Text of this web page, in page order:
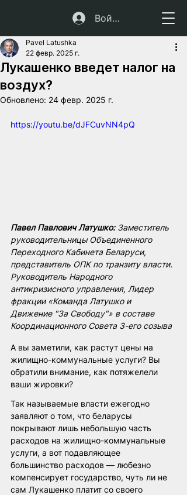
Войти
Лукашенко введет налог на
воздух?
Pavel Latushka
22 февр. 2025 г.
Обновлено: 24 февр. 2025 г.
https://youtu.be/dJFCuvNN4pQ
Павел Павлович Латушко: Заместитель
руководительницы Объединенного
Переходного Кабинета Беларуси,
представитель ОПК по транзиту власти.
Руководитель Народного
антикризисного управления, Лидер
фракции «Команда Латушко и
Движение "За Свободу"» в составе
Координационного Совета 3-его созыва
А вы заметили, как растут цены на
жилищно-коммунальные услуги? Вы
обратили внимание, как потяжелели
ваши жировки?
Так называемые власти ежегодно
заявляют о том, что беларусы
покрывают лишь небольшую часть
расходов на жилищно-коммунальные
услуги, а вот подавляющее
большинство расходов — любезно
компенсирует государство, чуть ли не
сам Лукашенко платит со своего